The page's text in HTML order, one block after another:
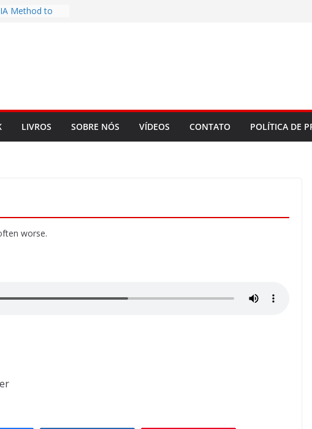
Method to
NotebookLM
learning
make
That Rose
LIVROS SOBRE NÓS VÍDEOS CONTATO POLÍTICA DE
worse.